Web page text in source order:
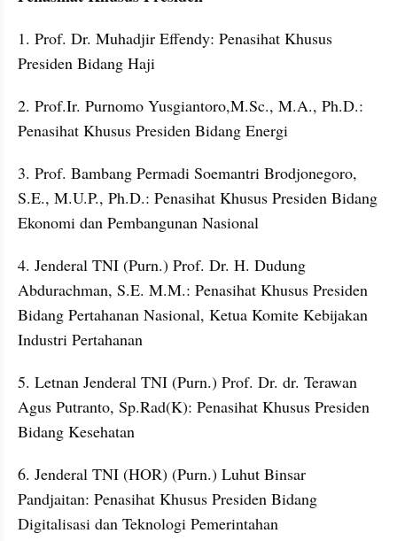
1. Prof. Dr. Muhadjir Effendy: Penasihat Khusus
Presiden Bidang Haji
2. Prof.Ir. Purnomo Yusgiantoro,M.Sc., M.A., Ph.D.:
Penasihat Khusus Presiden Bidang Energi
3. Prof. Bambang Permadi Soemantri Brodjonegoro,
S.E., M.U.P., Ph.D.: Penasihat Khusus Presiden Bidang
Ekonomi dan Pembangunan Nasional
4. Jenderal TNI (Purn.) Prof. Dr. H. Dudung
Abdurachman, S.E. M.M.: Penasihat Khusus Presiden
Bidang Pertahanan Nasional, Ketua Komite Kebijakan
Industri Pertahanan
5. Letnan Jenderal TNI (Purn.) Prof. Dr. dr. Terawan
Agus Putranto, Sp.Rad(K): Penasihat Khusus Presiden
Bidang Kesehatan
6. Jenderal TNI (HOR) (Purn.) Luhut Binsar
Pandjaitan: Penasihat Khusus Presiden Bidang
Digitalisasi dan Teknologi Pemerintahan